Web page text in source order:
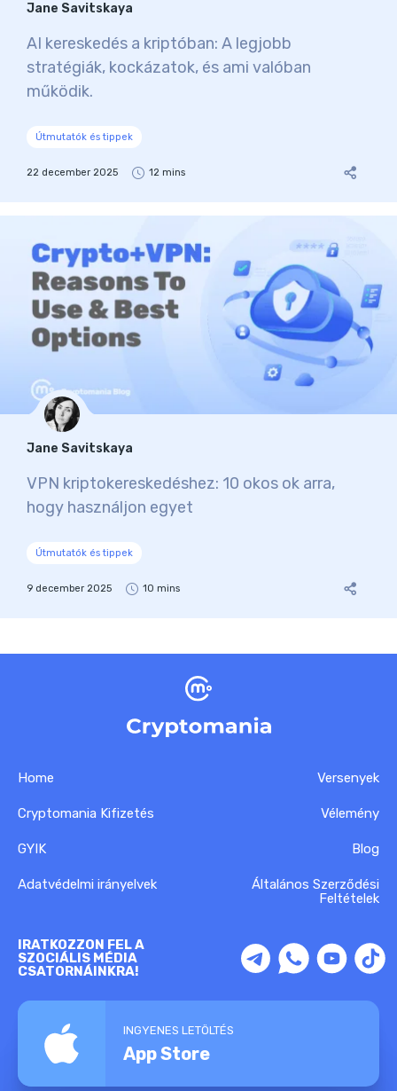
Jane Savitskaya
AI kereskedés a kriptóban: A legjobb
stratégiák, kockázatok, és ami valóban
működik.
Útmutatók és tippek
22 december 2025 12 mins
Jane Savitskaya
VPN kriptokereskedéshez: 10 okos ok arra,
hogy használjon egyet
Útmutatók és tippek
9 december 2025 10 mins
Home Versenyek
Cryptomania Kifizetés Vélemény
GYIK Blog
Adatvédelmi irányelvek
Általános Szerződési
Feltételek
IRATKOZZON FEL A
SZOCIÁLIS MÉDIA
CSATORNÁINKRA!
INGYENES LETÖLTÉS
App Store